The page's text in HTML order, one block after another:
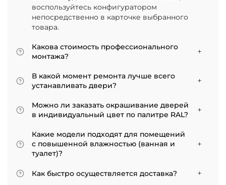
воспользуйтесь конфигуратором
непосредственно в карточке выбранного
товара.
Какова стоимость профессионального
монтажа?
Итоговая сумма зависит от типа отделки
двери и габаритов проема. Минимальная
цена за установку стандартной двери с
покрытием «экошпон» начинается от 5000
рублей.
В какой момент ремонта лучше всего
устанавливать двери?
Мы советуем приступать к монтажу после
того, как уложено напольное покрытие. В
противном случае из-за изменения уровня
пола полотно может не подойти по высоте, и
его придется подрезать. Оптимально ставить
двери по окончании всех отделочных работ.
лучше заранее подготовить все запилы, но
Можно ли заказать окрашивание дверей
в индивидуальный цвет по палитре RAL?
ассортименте представлены эмалированные
модели от разных фабрик
Какие модели подходят для помещений
с повышенной влажностью (ванная и
туалет)?
двери с покрытием из экошпона. На нашем
Как быстро осуществляется доставка?